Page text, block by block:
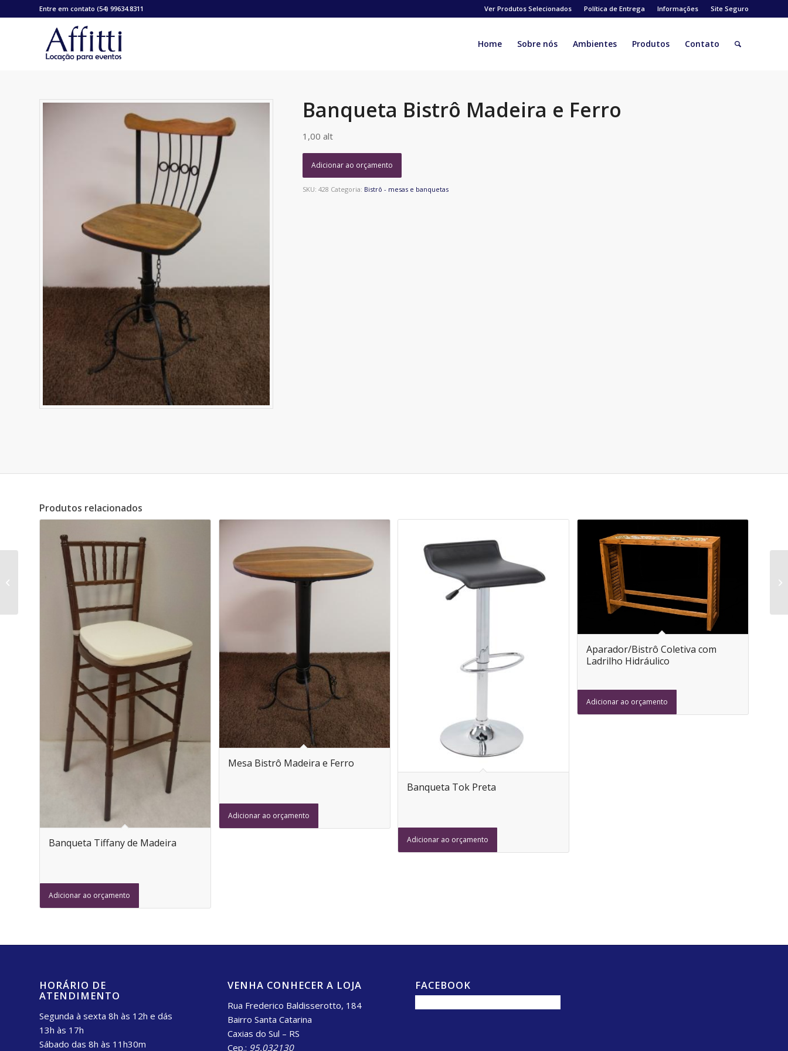
Ver Produtos Selecionados Política de Entrega Informações Site Seguro
Entre em contato (54) 99634.8311
Home Sobre nós Ambientes Produtos Contato
Banqueta Bistrô Madeira e Ferro
1,00 alt
Adicionar ao orçamento
SKU:428 Categoria: Bistrô - mesas e banquetas
Produtos relacionados
Banqueta Tiffany de Madeira
Adicionar ao orçamento
Mesa Bistrô Madeira e Ferro
Adicionar ao orçamento
Banqueta Tok Preta
Adicionar ao orçamento
Aparador/Bistrô Coletiva com
Ladrilho Hidráulico
Adicionar ao orçamento
HORÁRIO DE
ATENDIMENTO
Segunda à sexta 8h às 12h e dás
13h às 17h
Sábado das 8h às 11h30m
VENHA CONHECER A LOJA
Rua Frederico Baldisserotto, 184
Bairro Santa Catarina
Caxias do Sul – RS
Cep.: 95.032130
FACEBOOK
Banqueta Tok Branca